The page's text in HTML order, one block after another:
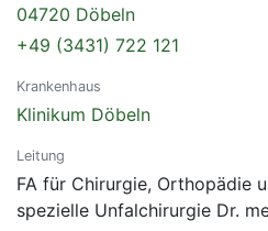
04720 Döbeln
+49 (3431) 722 121
Krankenhaus
Klinikum Döbeln
Leitung
FA für Chirurgie, Orthopädie
spezielle Unfalchirurgie Dr.